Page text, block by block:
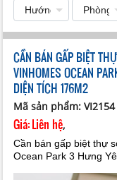
CẦN BÁN GẤP BIỆT
VINHOMES OCEAN
DIỆN TÍCH 176M2
Mã sản phẩm:
Giá:Liên hệ,
Cần bán gấp biệt thự
Ocean Park 3 Hưng